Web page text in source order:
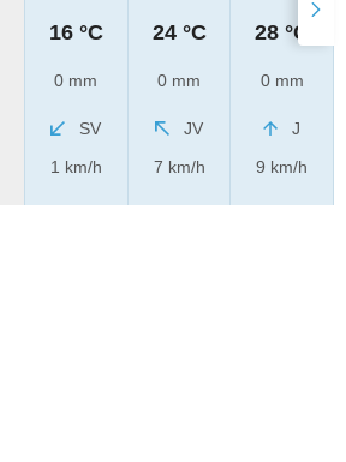
16 °C
0 mm
SV
1 km/h
24 °C
0 mm
JV
7 km/h
28 °C
0 mm
J
9 km/h